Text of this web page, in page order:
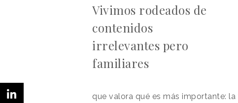
Vivimos rodeados de
contenidos
irrelevantes pero
familiares
que valora qué es más importante: